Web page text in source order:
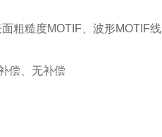
粗糙度MOTIF、波形MOTIF线
偿、无补偿